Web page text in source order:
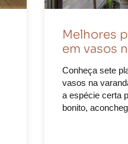
Melhores
em vasos
Conheça sete
vasos na
a espécie certa
bonito,